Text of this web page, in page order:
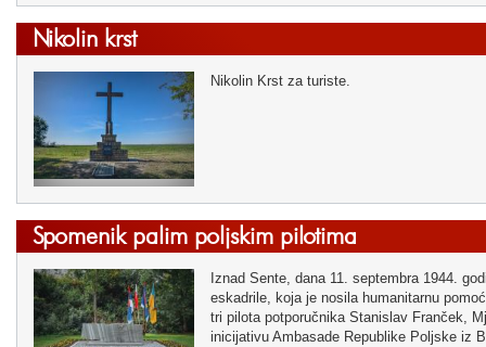
Nikolin krst
Nikolin Krst za turiste.
Spomenik palim poljskim pilotima
Iznad Sente, dana 11. septembra 1944.
eskadrile, koja je nosila humanitarnu
tri pilota potporučnika Stanislav Franček,
inicijativu Ambasade Republike Poljske iz